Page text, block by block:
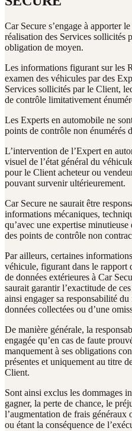
Car Secure s’engage à apporter
réalisation des Services sollicités
obligation de moyen.
Les informations figurant sur les
examen des véhicules par des
Services sollicités par le Client,
de contrôle limitativement
Les Experts en automobile ne
points de contrôle non énumérés
L’intervention de l’Expert en
visuel de l’état général du
pour le Client acheteur ou
pouvant survenir ultérieurement.
Car Secure ne saurait être
informations mécaniques,
qu’avec une expertise
des points de contrôle non
Par ailleurs, certaines
véhicule, figurant dans le rapport
de données extérieures à Car
saurait garantir l’exactitude de
ainsi engager sa responsabilité
données collectées ou d’une
De manière générale, la
engagée qu’en cas de faute
manquement à ses obligations
présentes et uniquement au titre
Client.
Sont ainsi exclus les dommages
gagner, la perte de chance, le
l’augmentation de frais
ou étant la conséquence de